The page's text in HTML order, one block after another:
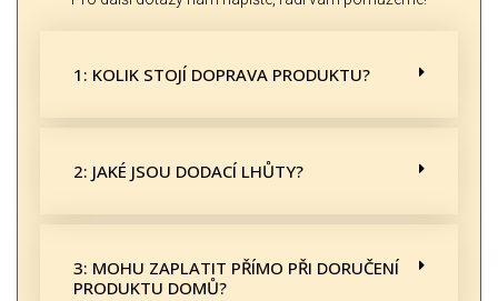
1: KOLIK STOJÍ DOPRAVA PRODUKTU?
2: JAKÉ JSOU DODACÍ LHŮTY?
3: MOHU ZAPLATIT PŘÍMO PŘI DORUČENÍ
PRODUKTU DOMŮ?